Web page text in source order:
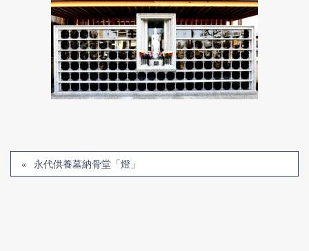
永代供養墓納骨堂「燈」